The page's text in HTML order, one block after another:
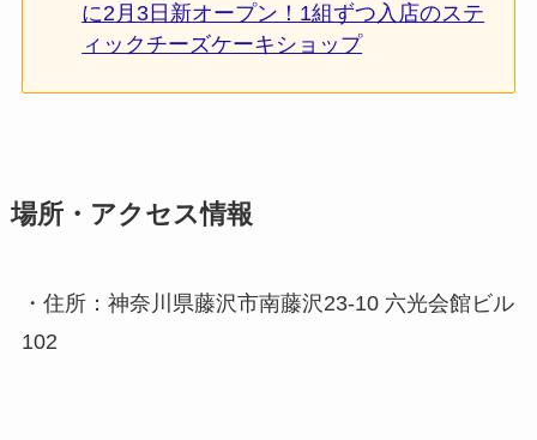
に2月3日新オープン！1組ずつ入店のステ
ィックチーズケーキショップ
場所・アクセス情報
・住所：神奈川県藤沢市南藤沢23-10 六光会館ビル
102